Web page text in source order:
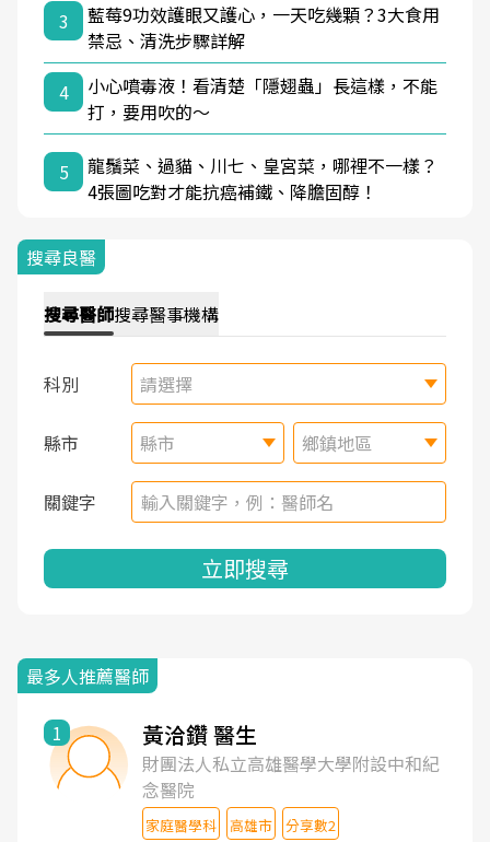
3
藍莓9功效護眼又護心，一天吃幾顆？3大食用
禁忌、清洗步驟詳解
4
小心噴毒液！看清楚「隱翅蟲」長這樣，不能
打，要用吹的～
5
龍鬚菜、過貓、川七、皇宮菜，哪裡不一樣？
4張圖吃對才能抗癌補鐵、降膽固醇！
搜尋良醫
搜尋醫師搜尋醫事機構
科別 請選擇
縣市 縣市 鄉鎮地區
關鍵字
立即搜尋
最多人推薦醫師
1 黃洽鑽 醫生
財團法人私立高雄醫學大學附設中和紀
念醫院
家庭醫學科 高雄市 分享數2